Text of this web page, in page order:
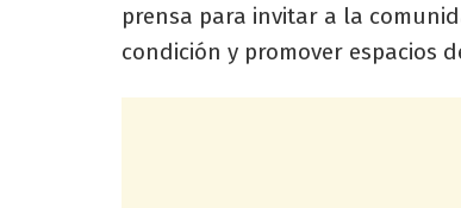
prensa para invitar a la
condición y promover espacios